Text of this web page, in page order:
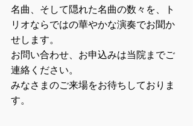
名曲、そして隠れた名曲の数々を、ト
リオならではの華やかな演奏でお聞か
せします。
お問い合わせ、お申込みは当院までご
連絡ください。
みなさまのご来場をお待ちしておりま
す。